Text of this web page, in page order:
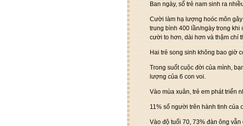
Ban ngày, số trẻ nam sinh ra
Cười làm hạ lượng hoóc môn
trung bình 400 lần/ngày trong
cười to hơn, dài hơn và thậm chí
Hai trẻ song sinh không bao giờ
Trong suốt cuộc đời của mình,
lượng của 6 con voi.
Vào mùa xuân, trẻ em phát triển
11% số người trên hành tinh của
Vào độ tuổi 70, 73% đàn ông